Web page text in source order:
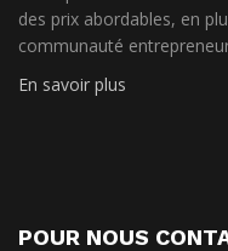
des prix abordables, en
communauté
En savoir plus
POUR NOUS